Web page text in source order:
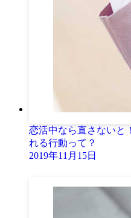
恋活中なら直さないと
れる行動って？
2019年11月15日